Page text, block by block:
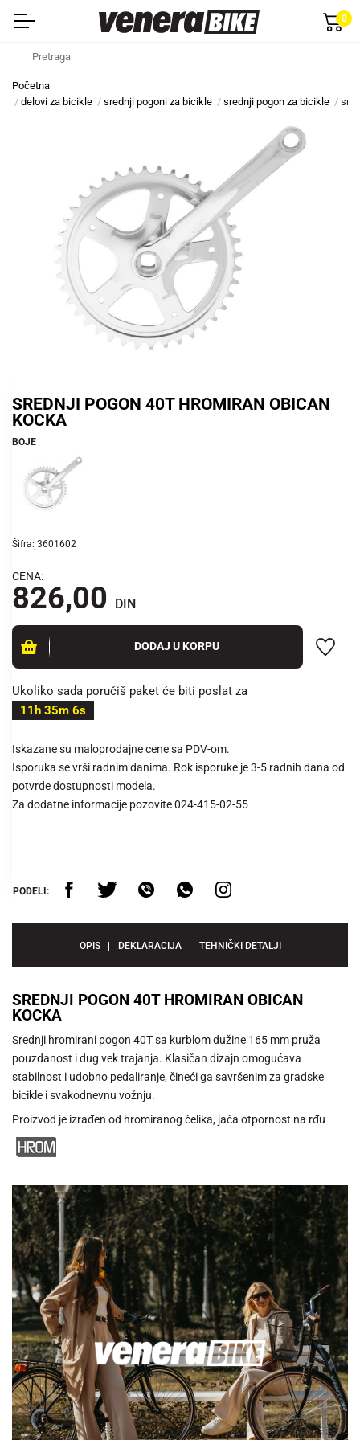
0
Početna
delovi za bicikle
srednji pogoni za bicikle srednji pogon za bicikle
SREDNJI POGON 40T HROMIRAN OBICAN
KOCKA
BOJE
Šifra: 3601602
CENA:
826,00 DIN
DODAJ U KORPU
Ukoliko sada poručiš paket će biti poslat za
11h 35m 6s
Iskazane su maloprodajne cene sa PDV-om.
Isporuka se vrši radnim danima. Rok isporuke je 3-5 radnih dana od
potvrde dostupnosti modela.
Za dodatne informacije pozovite 024-415-02-55
PODELI:
OPIS DEKLARACIJA TEHNIČKI DETALJI
SREDNJI POGON 40T HROMIRAN OBICAN
KOCKA
Srednji hromirani pogon 40T sa kurblom dužine 165 mm pruža
pouzdanost i dug vek trajanja. Klasičan dizajn omogućava
stabilnost i udobno pedaliranje, čineći ga savršenim za gradske
bicikle i svakodnevnu vožnju.
Proizvod je izrađen od hromiranog čelika, jača otpornost na rđu